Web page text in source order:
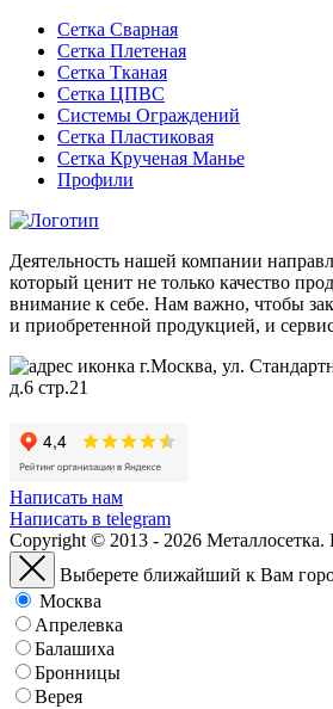
Сетка Сварная
Сетка Плетеная
Сетка Тканая
Сетка ЦПВС
Системы Ограждений
Сетка Пластиковая
Сетка Крученая Манье
Профили
Деятельность нашей компании
который ценит не только качество
внимание к себе. Нам важно, чтобы
и приобретенной продукцией, и
г.Москва, ул.
д.6 стр.21
Написать нам
Написать в telegram
Copyright © 2013 - 2026
Выберете ближайший к Вам
Москва
Апрелевка
Балашиха
Бронницы
Верея